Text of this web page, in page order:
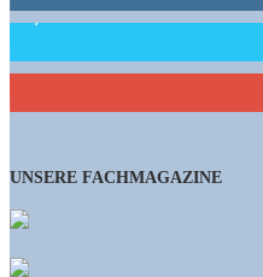
15,658 Follower
460 Abonnenten
UNSERE FACHMAGAZINE